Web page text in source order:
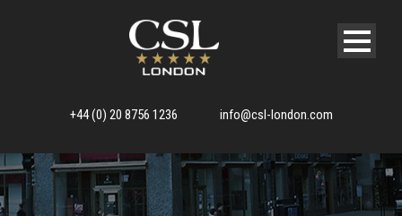
+44 (0) 20 8756 1236 info@csl-london.com